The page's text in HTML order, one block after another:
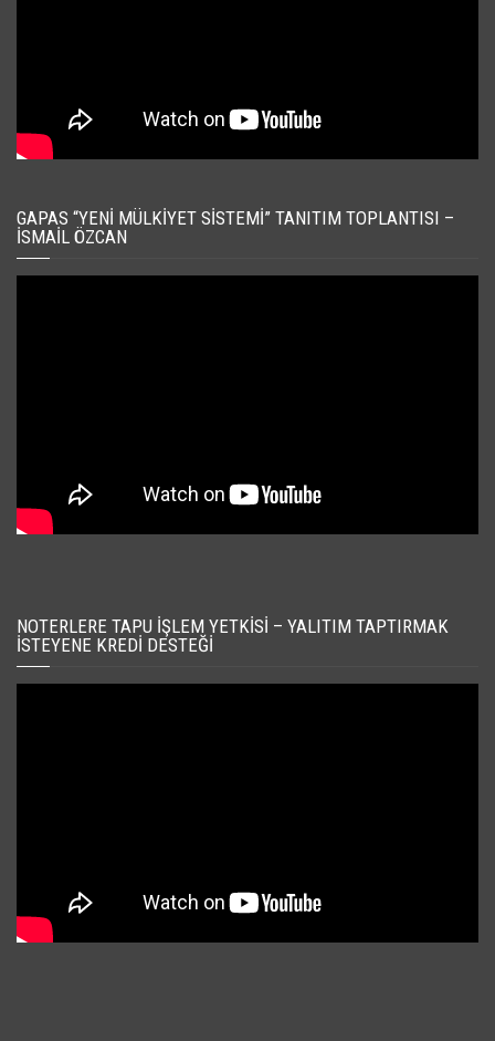
GAPAS “YENI MÜLKIYET SISTEMI” TANITIM TOPLANTISI –
İSMAIL ÖZCAN
NOTERLERE TAPU İŞLEM YETKISI – YALITIM TAPTIRMAK
İSTEYENE KREDI DESTEĞI